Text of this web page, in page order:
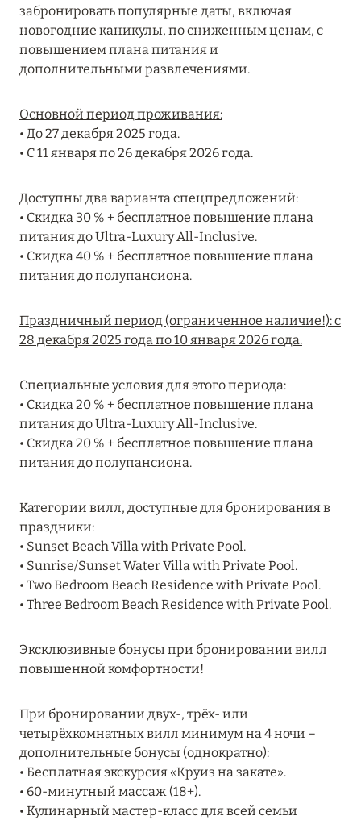
MARCH GRAND ESCAPE: ПРЕДЛОЖЕНИЕ ОТ Á
LA CARTE PREMIUM ПО ОТЕЛЮ WALDORF
ASTORIA MALDIVES ITHAAFUSHI, МАЛЬДИВЫ
12 ноября 2025
Подробнее
13 мая 2025
DUBAI AT JUMEIRAH BEACH ПО ЛУЧШИМ
ЦЕНАМ
04 апреля 2025
ATLANTIS THE PALM: НОВЫЙ ПАКЕТ
НАПИТКОВ ДЛЯ HB И FB
Подробнее
13 февраля 2025
MANDARIN ORIENTAL JUMEIRA, DUBAI:
СКИДКИ ДО 30 % ОТ СУММЫ КОНТРАКТА НА
Подробнее
11 декабря 2024
RIXOS PREMIUM SAADIYAT ISLAND ABU DHABI:
КОНЦЕПЦИЯ «ВСЁ ВКЛЮЧЕНО – ВСЁ
ЭКСКЛЮЗИВНО»
Подробнее
забронировать популярные даты, включая
новогодние каникулы, по сниженным ценам, с
повышением плана питания и
дополнительными развлечениями.
Основной период проживания:
• До 27 декабря 2025 года.
• С 11 января по 26 декабря 2026 года.
Доступны два варианта спецпредложений:
• Скидка 30 % + бесплатное повышение плана
питания до Ultra-Luxury All-Inclusive.
• Скидка 40 % + бесплатное повышение плана
питания до полупансиона.
Праздничный период (ограниченное наличие!): с
28 декабря 2025 года по 10 января 2026 года.
Специальные условия для этого периода:
• Скидка 20 % + бесплатное повышение плана
питания до Ultra-Luxury All-Inclusive.
• Скидка 20 % + бесплатное повышение плана
питания до полупансиона.
Категории вилл, доступные для бронирования в
праздники:
• Sunset Beach Villa with Private Pool.
• Sunrise/Sunset Water Villa with Private Pool.
• Two Bedroom Beach Residence with Private Pool.
• Three Bedroom Beach Residence with Private Pool.
Эксклюзивные бонусы при бронировании вилл
повышенной комфортности!
При бронировании двух-, трёх- или
четырёхкомнатных вилл минимум на 4 ночи –
дополнительные бонусы (однократно):
• Бесплатная экскурсия «Круиз на закате».
• 60-минутный массаж (18+).
• Кулинарный мастер-класс для всей семьи